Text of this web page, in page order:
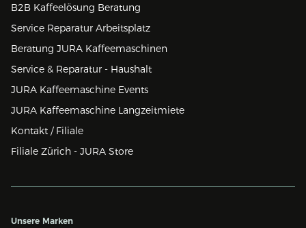
B2B Kaffeelösung Beratung
Service Reparatur Arbeitsplatz
Beratung JURA Kaffeemaschinen
Service & Reparatur - Haushalt
JURA Kaffeemaschine Events
JURA Kaffeemaschine Langzeitmiete
Kontakt / Filiale
Filiale Zürich - JURA Store
Unsere Marken